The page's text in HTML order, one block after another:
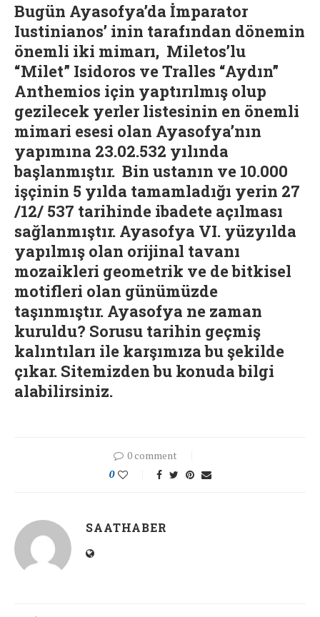
Bugün Ayasofya’da İmparator
Iustinianos’ inin tarafından dönemin
önemli iki mimarı, Miletos’lu
“Milet” Isidoros ve Tralles “Aydın”
Anthemios için yaptırılmış olup
gezilecek yerler listesinin en önemli
mimari esesi olan Ayasofya’nın
yapımına 23.02.532 yılında
başlanmıştır. Bin ustanın ve 10.000
işçinin 5 yılda tamamladığı yerin 27
/12/ 537 tarihinde ibadete açılması
sağlanmıştır. Ayasofya VI. yüzyılda
yapılmış olan orijinal tavanı
mozaikleri geometrik ve de bitkisel
motifleri olan günümüzde
taşınmıştır. Ayasofya ne zaman
kuruldu? Sorusu tarihin geçmiş
kalıntıları ile karşımıza bu şekilde
çıkar. Sitemizden bu konuda bilgi
alabilirsiniz.
0 comment
0
SAATHABER